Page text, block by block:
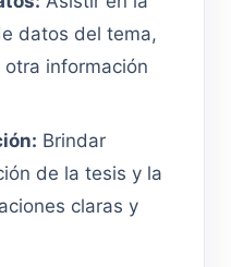
datos del tema,
información
Brindar
de la tesis y la
claras y